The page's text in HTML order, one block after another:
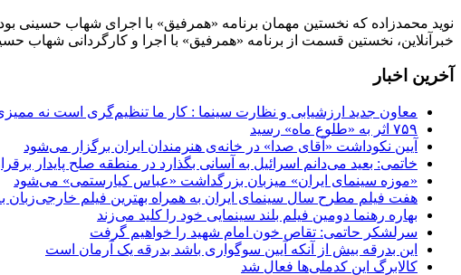
نوید محمدزاده که نخستین مهمان برنامه «همرفیق» با اجرای شهاب حسینی
خبرآنلاین، نخستین قسمت از برنامه «همرفیق» با اجرا و کارگردانی شهاب
آخرین اخبار
معاون جدید ارزشیابی و نظارت سینما : کار ما تنظیم‌گری است نه
۷۵۹ اثر به «طلوع ماه» رسید
آیین نکوداشت «آقای صدا» در خانه‌ی هنرمندان ایران برگزار می‌شود
خاتمی: بعید می‌دانم اسرائیل به آسانی بگذارد در منطقه صلح پایدار
«موزه سینمای ایران» میزبان بزرگداشت «عباس کیارستمی» می‌شود
هفت فیلم مطرح سال سینمای ایران به همراه بهترین فیلم
بهاره رهنما دومین فیلم بلند سینمایی خود را کلید می‌زند
سرلشکر حاتمی: تقاص خون امام شهید را خواهیم گرفت
این بدرقه بیش از آنکه آیین سوگواری باشد بدرقه یک آرمان است
کالابرگ این کدملی‌ها فعال شد